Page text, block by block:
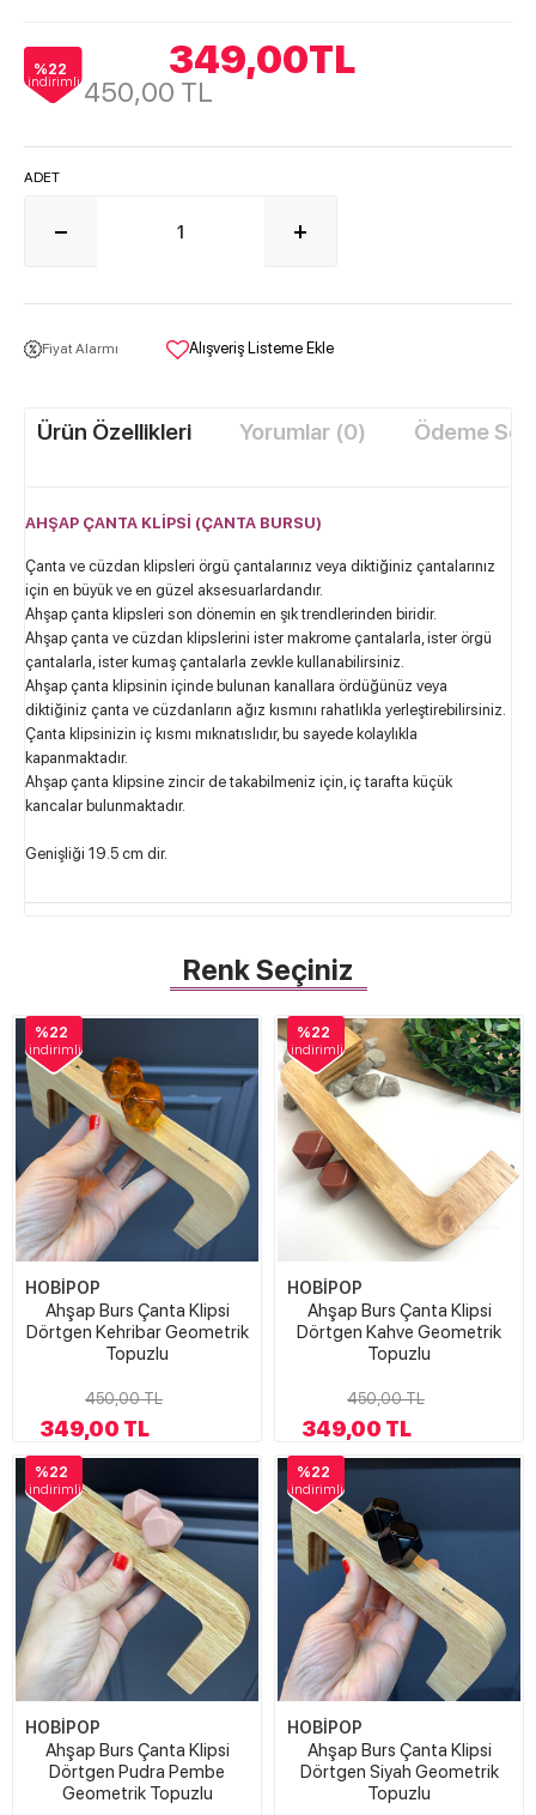
%22
indirimli 349,00TL
450,00 TL
ADET
Fiyat Alarmı Alışveriş Listeme Ekle
Ürün Özellikleri Yorumlar (0) Ödeme
AHŞAP ÇANTA KLİPSİ (ÇANTA BURSU)
Çanta ve cüzdan klipsleri örgü çantalarınız veya diktiğiniz çantalarınız
için en büyük ve en güzel aksesuarlardandır.
Ahşap çanta klipsleri son dönemin en şık trendlerinden biridir.
Ahşap çanta ve cüzdan klipslerini ister makrome çantalarla, ister örgü
çantalarla, ister kumaş çantalarla zevkle kullanabilirsiniz.
Ahşap çanta klipsinin içinde bulunan kanallara ördüğünüz veya
diktiğiniz çanta ve cüzdanların ağız kısmını rahatlıkla yerleştirebilirsiniz.
Çanta klipsinizin iç kısmı mıknatıslıdır, bu sayede kolaylıkla
kapanmaktadır.
Ahşap çanta klipsine zincir de takabilmeniz için, iç tarafta küçük
kancalar bulunmaktadır.
Genişliği 19.5 cm dir.
Renk Seçiniz
%22
indirimli
HOBİPOP
Ahşap Burs Çanta Klipsi
Dörtgen Kehribar Geometrik
Topuzlu
450,00 TL
349,00 TL
%22
indirimli
HOBİPOP
Ahşap Burs Çanta Klipsi
Dörtgen Kahve Geometrik
Topuzlu
450,00 TL
349,00 TL
%22
indirimli
HOBİPOP
Ahşap Burs Çanta Klipsi
Dörtgen Pudra Pembe
Geometrik Topuzlu
%22
indirimli
HOBİPOP
Ahşap Burs Çanta Klipsi
Dörtgen Siyah Geometrik
Topuzlu